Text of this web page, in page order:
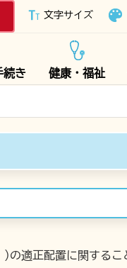
下妻市ホーム
文字サイズ
続き 健康・福祉
適正配置に関するこ